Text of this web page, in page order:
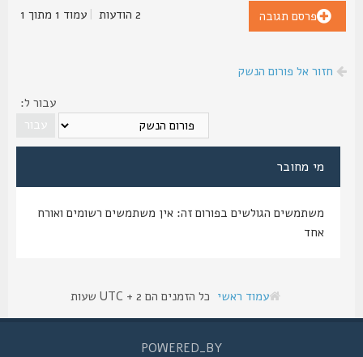
פרסם תגובה |עמוד1מתוך1
חזור אל פורום הנשק
עבור ל:
מי מחובר
משתמשים הגולשים בפורום זה: אין משתמשים רשומים ואורח
עמוד ראשי כל הזמנים הם UTC + 2 שעות
POWERED_BY